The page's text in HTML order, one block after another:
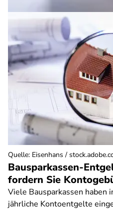
Bausparkassen-
fordern Sie
Viele Bausparkassen haben
jährliche Kontoentgelte
Quelle: Eisenhans /